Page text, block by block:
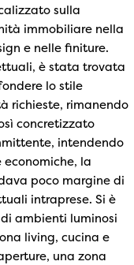
sulla
immobiliare nella
e nelle finiture.
è stata trovata
lo stile
richieste, rimanendo
concretizzato
intendendo
la
poco margine di
intraprese. Si è
ambienti luminosi
living, cucina e
una zona